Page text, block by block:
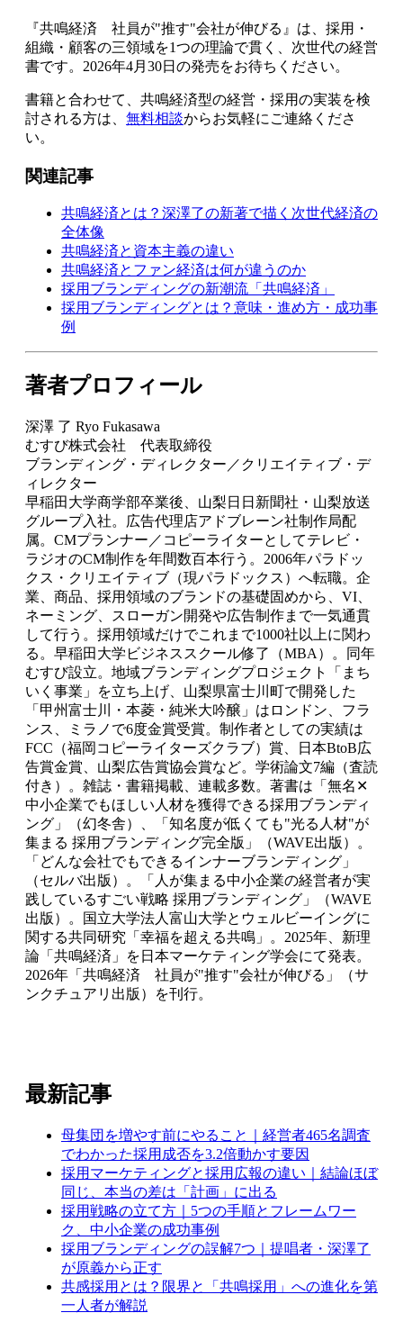
『共鳴経済 社員が"推す"会社が伸びる』は、採用・
組織・顧客の三領域を1つの理論で貫く、次世代の経営
書です。2026年4月30日の発売をお待ちください。
書籍と合わせて、共鳴経済型の経営・採用の実装を検
討される方は、 無料相談からお気軽にご連絡くださ
い。
関連記事
共鳴経済とは？深澤了の新著で描く次世代経済の
全体像
共鳴経済と資本主義の違い
共鳴経済とファン経済は何が違うのか
採用ブランディングの新潮流「共鳴経済」
採用ブランディングとは？意味・進め方・成功事
例
著者プロフィール
深澤 了 Ryo Fukasawa
むすび株式会社 代表取締役
ブランディング・ディレクター／クリエイティブ・デ
ィレクター
早稲田大学商学部卒業後、山梨日日新聞社・山梨放送
グループ入社。広告代理店アドブレーン社制作局配
属。CMプランナー／コピーライターとしてテレビ・
ラジオのCM制作を年間数百本行う。2006年パラドッ
クス・クリエイティブ（現パラドックス）へ転職。企
業、商品、採用領域のブランドの基礎固めから、VI、
ネーミング、スローガン開発や広告制作まで一気通貫
して行う。採用領域だけでこれまで1000社以上に関わ
る。早稲田大学ビジネススクール修了（MBA）。同年
むすび設立。地域ブランディングプロジェクト「まち
いく事業」を立ち上げ、山梨県富士川町で開発した
「甲州富士川・本菱・純米大吟醸」はロンドン、フラ
ンス、ミラノで6度金賞受賞。制作者としての実績は
FCC（福岡コピーライターズクラブ）賞、日本BtoB広
告賞金賞、山梨広告賞協会賞など。学術論文7編（査読
付き）。雑誌・書籍掲載、連載多数。著書は「無名✕
中小企業でもほしい人材を獲得できる採用ブランディ
ング」（幻冬舎）、「知名度が低くても"光る人材"が
集まる 採用ブランディング完全版」（WAVE出版）。
「どんな会社でもできるインナーブランディング」
（セルバ出版）。「人が集まる中小企業の経営者が実
践しているすごい戦略 採用ブランディング」（WAVE
出版）。国立大学法人富山大学とウェルビーイングに
関する共同研究「幸福を超える共鳴」。2025年、新理
論「共鳴経済」を日本マーケティング学会にて発表。
2026年「共鳴経済 社員が"推す"会社が伸びる」（サ
ンクチュアリ出版）を刊行。
最新記事
母集団を増やす前にやること｜経営者465名調査
でわかった採用成否を3.2倍動かす要因
採用マーケティングと採用広報の違い｜結論ほぼ
同じ、本当の差は「計画」に出る
採用戦略の立て方｜5つの手順とフレームワー
ク、中小企業の成功事例
採用ブランディングの誤解7つ｜提唱者・深澤了
が原義から正す
共感採用とは？限界と「共鳴採用」への進化を第
一人者が解説